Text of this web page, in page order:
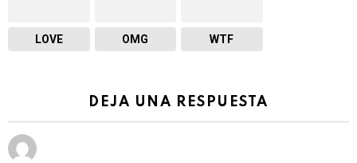
LOVE OMG WTF
DEJA UNA RESPUESTA